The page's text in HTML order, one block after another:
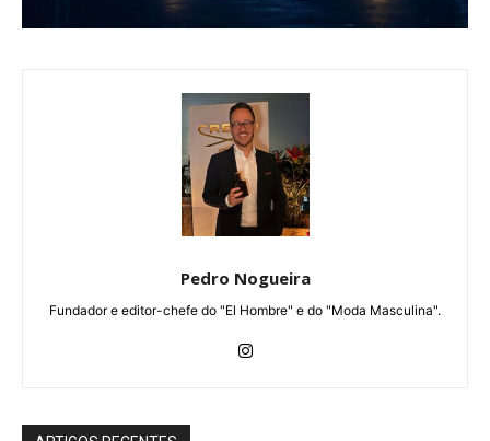
Pedro Nogueira
Fundador e editor-chefe do "El Hombre" e do "Moda Masculina".